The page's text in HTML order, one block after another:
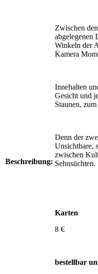
Beschreibung:
Zwischen
abgelegenen
Winkeln der
Kamera
Innehalten
Gesicht und
Staunen,
Denn der
Unsichtbare,
zwischen
Sehnsüchten.
Karten
8 €
bestellbar